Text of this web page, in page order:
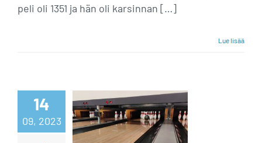
peli oli 1351 ja hän oli karsinnan […]
Lue lisää
14
09, 2023
suomalaista
menossa